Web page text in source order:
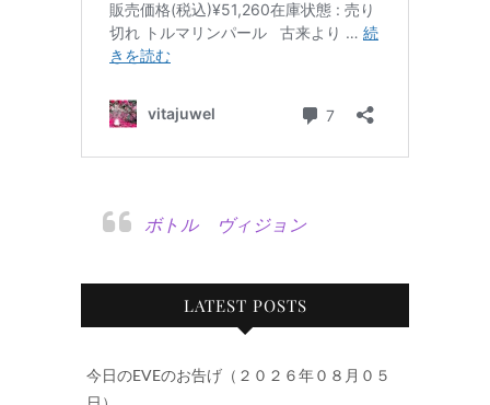
ボトル ヴィジョン
LATEST POSTS
今日のEVEのお告げ（２０２６年０８月０５